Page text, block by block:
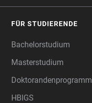
FÜR STUDIERENDE
Bachelorstudium
Masterstudium
Doktorandenprogramm
HBIGS